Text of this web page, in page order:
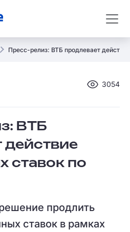
Пресс-релиз: ВТБ продлевает
3054
ВТБ
действие
ставок по
продлить
ставок в рамках